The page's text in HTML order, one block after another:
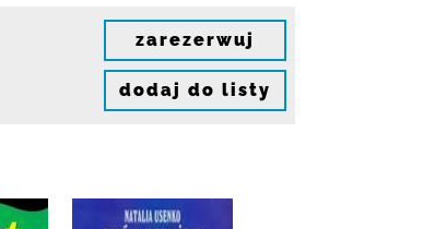
zarezerwuj
dodaj do listy